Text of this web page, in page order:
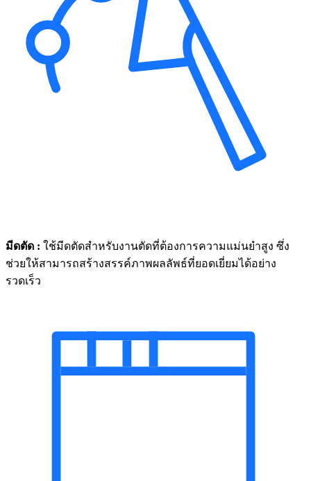
มีดตัด : ใช้มีดตัดสำหรับงานตัดที่ต้องการความแม่นยำสูง ซึ่ง
ช่วยให้สามารถสร้างสรรค์ภาพผลลัพธ์ที่ยอดเยี่ยมได้อย่าง
รวดเร็ว